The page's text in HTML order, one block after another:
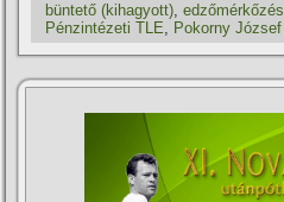
büntető (kihagyott),edzőmérkőzés
Pénzintézeti TLE, Pokorny József